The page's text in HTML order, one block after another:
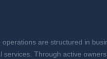
are structured in
Through active